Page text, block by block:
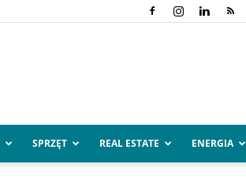
SPRZĘT REAL ESTATE ENERGIA